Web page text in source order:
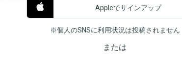
Appleでサインアップ
※個人のSNSに利用状況は投稿されません
または